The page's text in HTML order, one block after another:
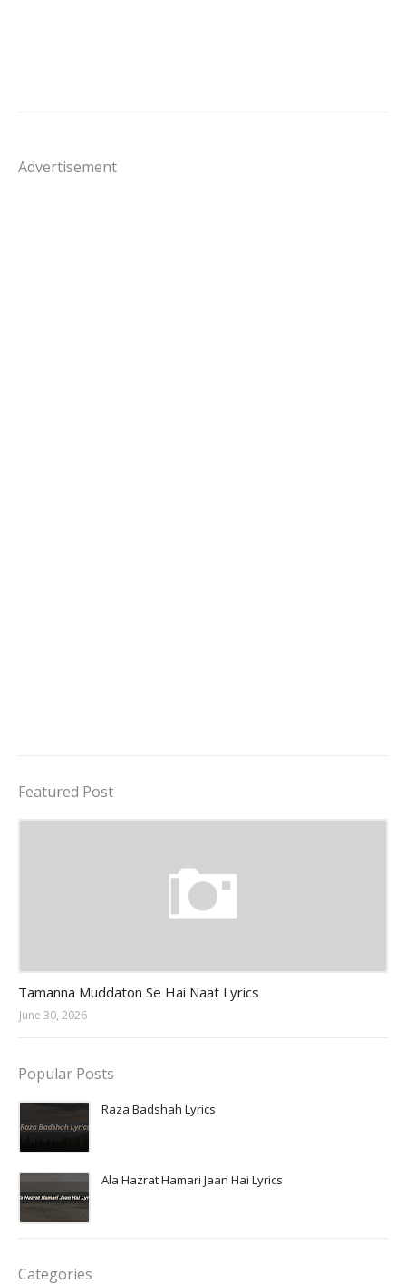
Advertisement
Featured Post
Tamanna Muddaton Se Hai Naat Lyrics
June 30, 2026
Popular Posts
Raza Badshah Lyrics
Ala Hazrat Hamari Jaan Hai Lyrics
Categories